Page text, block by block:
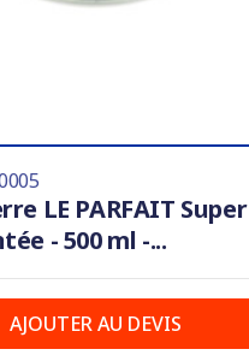
LE PARFAIT Super
- 500 ml -...
AJOUTER AU DEVIS